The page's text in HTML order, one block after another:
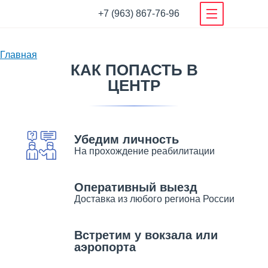
+7 (963) 867-76-96
Наша команда специалистов
Новости центра
Как попасть в центр
Условия проживания
Гарантии
Видео нашего центра
Родственникам
Главная
КАК ПОПАСТЬ В
ЦЕНТР
Убедим личность
На прохождение реабилитации
Оперативный выезд
Доставка из любого региона России
Встретим у вокзала или
аэропорта